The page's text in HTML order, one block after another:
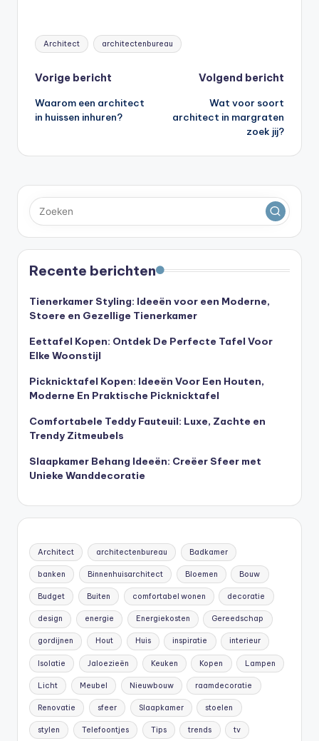
Tags:
Architect architectenbureau
Bericht
navigatie
Vorige bericht
Waarom een architect
in huissen inhuren?
Volgend bericht
Wat voor soort
architect in margraten
zoek jij?
Recente berichten
Tienerkamer Styling: Ideeën voor een Moderne,
Stoere en Gezellige Tienerkamer
Eettafel Kopen: Ontdek De Perfecte Tafel Voor
Elke Woonstijl
Picknicktafel Kopen: Ideeën Voor Een Houten,
Moderne En Praktische Picknicktafel
Comfortabele Teddy Fauteuil: Luxe, Zachte en
Trendy Zitmeubels
Slaapkamer Behang Ideeën: Creëer Sfeer met
Unieke Wanddecoratie
Architect architectenbureau Badkamer
banken Binnenhuisarchitect Bloemen Bouw
Budget Buiten comfortabel wonen decoratie
design energie Energiekosten Gereedschap
gordijnen Hout Huis inspiratie interieur
Isolatie Jaloezieën Keuken Kopen Lampen
Licht Meubel Nieuwbouw raamdecoratie
Renovatie sfeer Slaapkamer stoelen
stylen Telefoontjes Tips trends tv